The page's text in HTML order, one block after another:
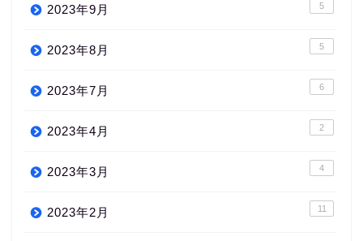
2023年9月 5
2023年8月 5
2023年7月 6
2023年4月 2
2023年3月 4
2023年2月 11